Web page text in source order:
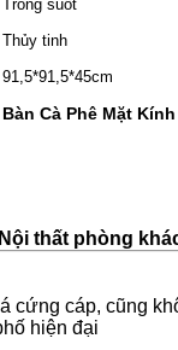
Trong suốt
Thủy tinh
91,5*91,5*45cm
Bàn Cà Phê Mặt
thất phòng
cứng cáp, cũng
hiện đại